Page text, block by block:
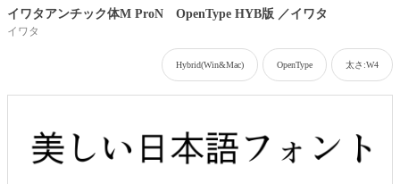
イワタアンチック体M ProN OpenType HYB版 ／イワタ
イワタ
Hybrid(Win&Mac) OpenType 太さ:W4